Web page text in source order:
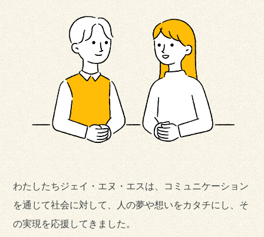
わたしたちジェイ・エヌ・エスは、コミュニケーション
を通じて社会に対して、
人の夢や想いをカタチにし、そ
の実現を応援してきました。